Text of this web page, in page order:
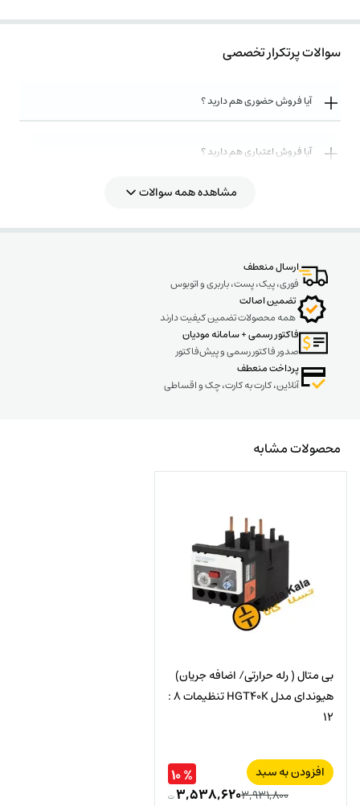
سوالات پرتکرار تخصصی
آیا فروش حضوری هم دارید ؟
آیا فروش اعتباری هم دارید ؟
روش های ارسال کالا به چه صورت میباشد ؟
مشاهده همه سوالات
ارسال منعطف
فوری، پیک، پست، باربری و اتوبوس
تضمین اصالت
همه محصولات تضمین کیفیت دارند
فاکتور رسمی + سامانه مودیان
صدور فاکتور رسمی و پیش‌فاکتور
پرداخت منعطف
آنلاین، کارت به کارت، چک و اقساطی
محصولات مشابه
بی متال ( رله حرارتی/ اضافه جریان)
هیوندای مدل HGT40K تنظیمات 8 :
12
افزودن به سبد
۳,۹۳۱,۸۰۰۳,۵۳۸,۶۲۰ت
% ۱۰